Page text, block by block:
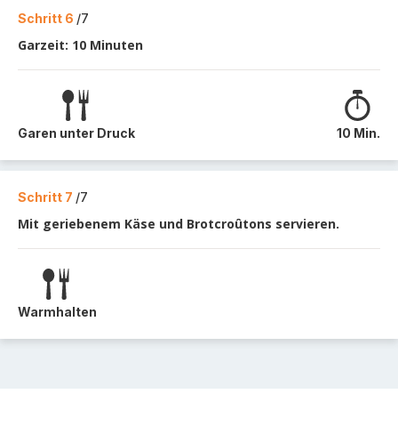
Schritt 6 /7
Garzeit: 10 Minuten
Garen unter Druck 10 Min.
Schritt 7 /7
Mit geriebenem Käse und Brotcroûtons servieren.
Warmhalten